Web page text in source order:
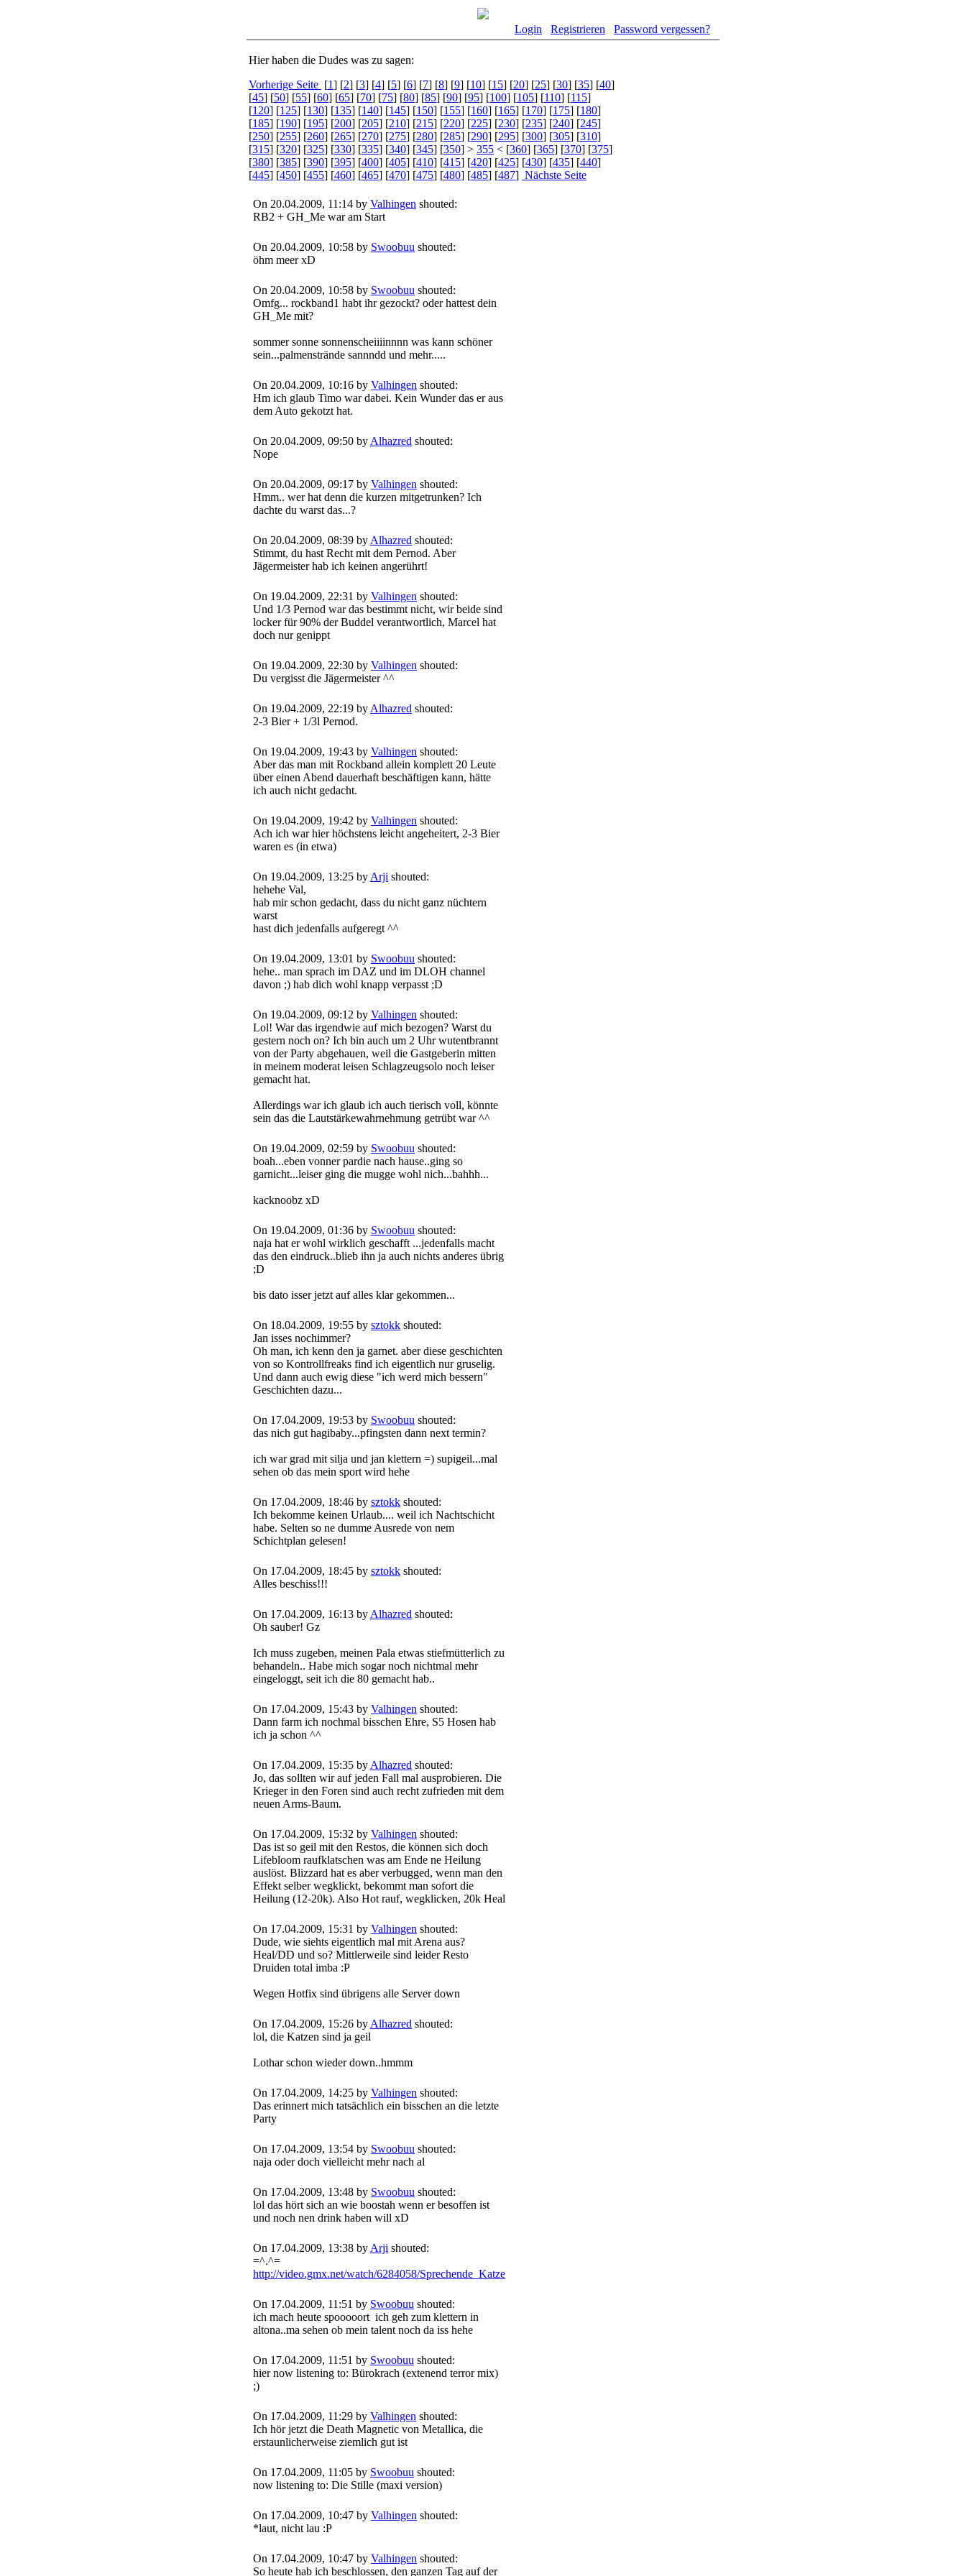
Login Registrieren Password vergessen?
Hier haben die Dudes was zu sagen:
Vorherige Seite [1] [2] [3] [4] [5] [6] [7] [8] [9] [10] [15] [20] [25] [30] [35] [40]
[45] [50] [55] [60] [65] [70] [75] [80] [85] [90] [95] [100] [105] [110] [115]
[120] [125] [130] [135] [140] [145] [150] [155] [160] [165] [170] [175] [180]
[185] [190] [195] [200] [205] [210] [215] [220] [225] [230] [235] [240] [245]
[250] [255] [260] [265] [270] [275] [280] [285] [290] [295] [300] [305] [310]
[315] [320] [325] [330] [335] [340] [345] [350] > 355 < [360] [365] [370] [375]
[380] [385] [390] [395] [400] [405] [410] [415] [420] [425] [430] [435] [440]
[445] [450] [455] [460] [465] [470] [475] [480] [485] [487] Nächste Seite
On 20.04.2009, 11:14 by Valhingen shouted:
RB2 + GH_Me war am Start
On 20.04.2009, 10:58 by Swoobuu shouted:
öhm meer xD
On 20.04.2009, 10:58 by Swoobuu shouted:
Omfg... rockband1 habt ihr gezockt? oder hattest dein
GH_Me mit?
sommer sonne sonnenscheiiiinnnn was kann schöner
sein...palmenstrände sannndd und mehr.....
On 20.04.2009, 10:16 by Valhingen shouted:
Hm ich glaub Timo war dabei. Kein Wunder das er aus
dem Auto gekotzt hat.
On 20.04.2009, 09:50 by Alhazred shouted:
Nope
On 20.04.2009, 09:17 by Valhingen shouted:
Hmm.. wer hat denn die kurzen mitgetrunken? Ich
dachte du warst das...?
On 20.04.2009, 08:39 by Alhazred shouted:
Stimmt, du hast Recht mit dem Pernod. Aber
Jägermeister hab ich keinen angerührt!
On 19.04.2009, 22:31 by Valhingen shouted:
Und 1/3 Pernod war das bestimmt nicht, wir beide sind
locker für 90% der Buddel verantwortlich, Marcel hat
doch nur genippt
On 19.04.2009, 22:30 by Valhingen shouted:
Du vergisst die Jägermeister ^^
On 19.04.2009, 22:19 by Alhazred shouted:
2-3 Bier + 1/3l Pernod.
On 19.04.2009, 19:43 by Valhingen shouted:
Aber das man mit Rockband allein komplett 20 Leute
über einen Abend dauerhaft beschäftigen kann, hätte
ich auch nicht gedacht.
On 19.04.2009, 19:42 by Valhingen shouted:
Ach ich war hier höchstens leicht angeheitert, 2-3 Bier
waren es (in etwa)
On 19.04.2009, 13:25 by Arji shouted:
hehehe Val,
hab mir schon gedacht, dass du nicht ganz nüchtern
warst
hast dich jedenfalls aufgeregt ^^
On 19.04.2009, 13:01 by Swoobuu shouted:
hehe.. man sprach im DAZ und im DLOH channel
davon ;) hab dich wohl knapp verpasst ;D
On 19.04.2009, 09:12 by Valhingen shouted:
Lol! War das irgendwie auf mich bezogen? Warst du
gestern noch on? Ich bin auch um 2 Uhr wutentbrannt
von der Party abgehauen, weil die Gastgeberin mitten
in meinem moderat leisen Schlagzeugsolo noch leiser
gemacht hat.
Allerdings war ich glaub ich auch tierisch voll, könnte
sein das die Lautstärkewahrnehmung getrübt war ^^
On 19.04.2009, 02:59 by Swoobuu shouted:
boah...eben vonner pardie nach hause..ging so
garnicht...leiser ging die mugge wohl nich...bahhh...
kacknoobz xD
On 19.04.2009, 01:36 by Swoobuu shouted:
naja hat er wohl wirklich geschafft ...jedenfalls macht
das den eindruck..blieb ihn ja auch nichts anderes übrig
;D
bis dato isser jetzt auf alles klar gekommen...
On 18.04.2009, 19:55 by sztokk shouted:
Jan isses nochimmer?
Oh man, ich kenn den ja garnet. aber diese geschichten
von so Kontrollfreaks find ich eigentlich nur gruselig.
Und dann auch ewig diese "ich werd mich bessern"
Geschichten dazu...
On 17.04.2009, 19:53 by Swoobuu shouted:
das nich gut hagibaby...pfingsten dann next termin?
ich war grad mit silja und jan klettern =) supigeil...mal
sehen ob das mein sport wird hehe
On 17.04.2009, 18:46 by sztokk shouted:
Ich bekomme keinen Urlaub.... weil ich Nachtschicht
habe. Selten so ne dumme Ausrede von nem
Schichtplan gelesen!
On 17.04.2009, 18:45 by sztokk shouted:
Alles beschiss!!!
On 17.04.2009, 16:13 by Alhazred shouted:
Oh sauber! Gz
Ich muss zugeben, meinen Pala etwas stiefmütterlich zu
behandeln.. Habe mich sogar noch nichtmal mehr
eingeloggt, seit ich die 80 gemacht hab..
On 17.04.2009, 15:43 by Valhingen shouted:
Dann farm ich nochmal bisschen Ehre, S5 Hosen hab
ich ja schon ^^
On 17.04.2009, 15:35 by Alhazred shouted:
Jo, das sollten wir auf jeden Fall mal ausprobieren. Die
Krieger in den Foren sind auch recht zufrieden mit dem
neuen Arms-Baum.
On 17.04.2009, 15:32 by Valhingen shouted:
Das ist so geil mit den Restos, die können sich doch
Lifebloom raufklatschen was am Ende ne Heilung
auslöst. Blizzard hat es aber verbugged, wenn man den
Effekt selber wegklickt, bekommt man sofort die
Heilung (12-20k). Also Hot rauf, wegklicken, 20k Heal
On 17.04.2009, 15:31 by Valhingen shouted:
Dude, wie siehts eigentlich mal mit Arena aus?
Heal/DD und so? Mittlerweile sind leider Resto
Druiden total imba :P
Wegen Hotfix sind übrigens alle Server down
On 17.04.2009, 15:26 by Alhazred shouted:
lol, die Katzen sind ja geil
Lothar schon wieder down..hmmm
On 17.04.2009, 14:25 by Valhingen shouted:
Das erinnert mich tatsächlich ein bisschen an die letzte
Party
On 17.04.2009, 13:54 by Swoobuu shouted:
naja oder doch vielleicht mehr nach al
On 17.04.2009, 13:48 by Swoobuu shouted:
lol das hört sich an wie boostah wenn er besoffen ist
und noch nen drink haben will xD
On 17.04.2009, 13:38 by Arji shouted:
=^.^=
http://video.gmx.net/watch/6284058/Sprechende_Katze
On 17.04.2009, 11:51 by Swoobuu shouted:
ich mach heute spooooort ich geh zum klettern in
altona..ma sehen ob mein talent noch da iss hehe
On 17.04.2009, 11:51 by Swoobuu shouted:
hier now listening to: Bürokrach (extenend terror mix)
;)
On 17.04.2009, 11:29 by Valhingen shouted:
Ich hör jetzt die Death Magnetic von Metallica, die
erstaunlicherweise ziemlich gut ist
On 17.04.2009, 11:05 by Swoobuu shouted:
now listening to: Die Stille (maxi version)
On 17.04.2009, 10:47 by Valhingen shouted:
*laut, nicht lau :P
On 17.04.2009, 10:47 by Valhingen shouted:
So heute hab ich beschlossen, den ganzen Tag auf der